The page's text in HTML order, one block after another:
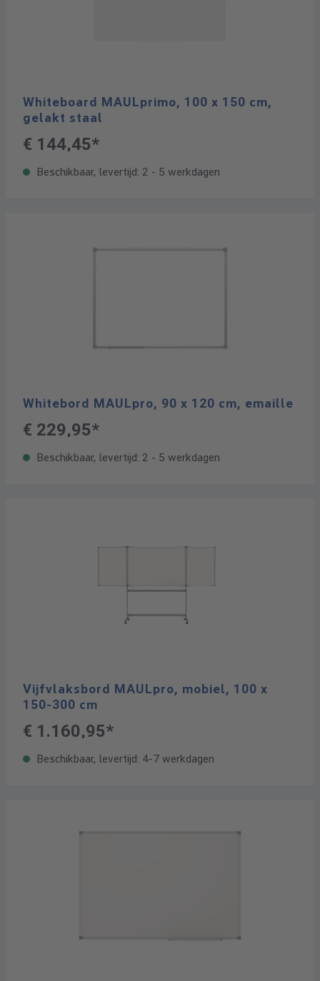
Whiteboard MAULprimo, 100 x 150 cm,
gelakt staal
€ 144,45*
Beschikbaar, levertijd: 2 - 5 werkdagen
Whitebord MAULpro, 90 x 120 cm, emaille
€ 229,95*
Beschikbaar, levertijd: 2 - 5 werkdagen
Vijfvlaksbord MAULpro, mobiel, 100 x
150-300 cm
€ 1.160,95*
Beschikbaar, levertijd: 4-7 werkdagen